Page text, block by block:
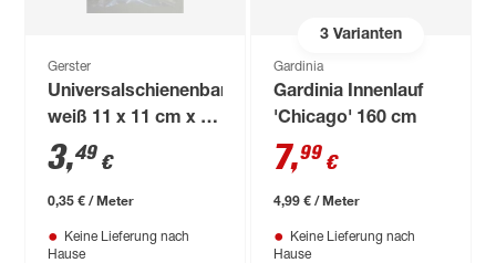
Gerster
Universalschienenband
weiß 11 x 11 cm x 10
m
3,49 €
0,35 € / Meter
Keine Lieferung nach
Hause
3Varianten
Gardinia
Gardinia Innenlauf
'Chicago' 160 cm
7,99 €
4,99 € / Meter
Keine Lieferung nach
Hause